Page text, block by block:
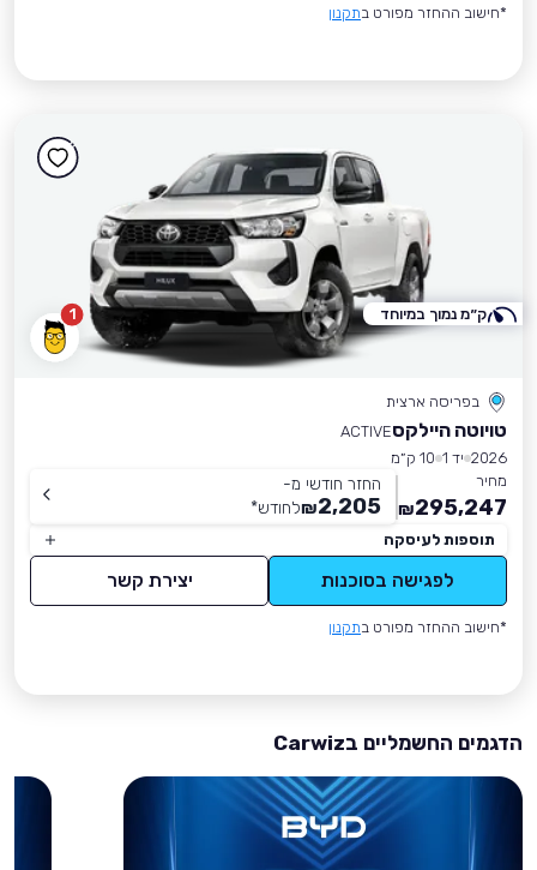
*חישוב ההחזר מפורט בתקנון
1
בפריסה ארצית
טויוטה היילקסACTIVE
2026 יד 1
10 ק״מ
מחיר
295,247
₪
החזר חודשי מ-
2,205
₪לחודש*
תוספות לעיסקה
לפגישה בסוכנות יצירת קשר
*חישוב ההחזר מפורט בתקנון
ק״מ נמוך במיוחד
הדגמים החשמליים בCarwiz